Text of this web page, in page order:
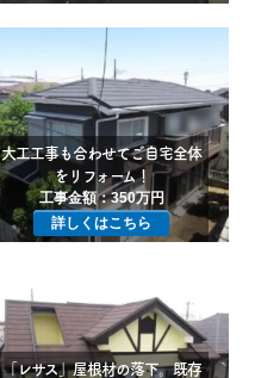
大工工事も合わせてご自宅全体
をリフォーム！
工事金額：350万円
詳しくはこちら
「レサス」屋根材の落下。既存